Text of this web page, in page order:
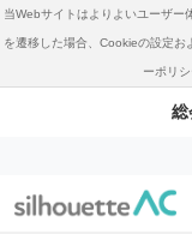
当Webサイトはよりよいユーザー
を遷移した場合、Cookieの設定お
ーポリ
総